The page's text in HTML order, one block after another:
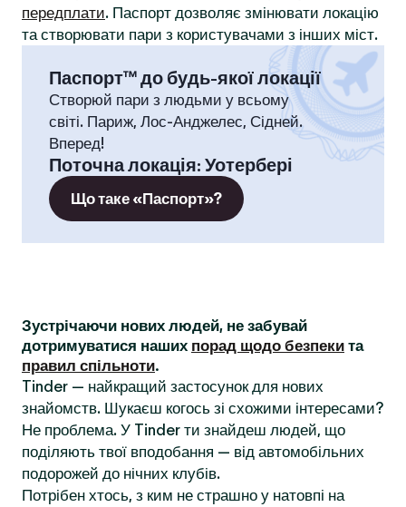
передплати. Паспорт дозволяє змінювати локацію
та створювати пари з користувачами з інших міст.
Паспорт™ до будь-якої локації
Створюй пари з людьми у всьому
світі. Париж, Лос-Анджелес, Сідней.
Вперед!
Поточна локація: Уотербері
Що таке «Паспорт»?
Зустрічаючи нових людей, не забувай
дотримуватися наших порад щодо безпеки та
правил спільноти.
Tinder — найкращий застосунок для нових
знайомств. Шукаєш когось зі схожими інтересами?
Не проблема. У Tinder ти знайдеш людей, що
поділяють твої вподобання — від автомобільних
подорожей до нічних клубів.
Потрібен хтось, з ким не страшно у натовпі на